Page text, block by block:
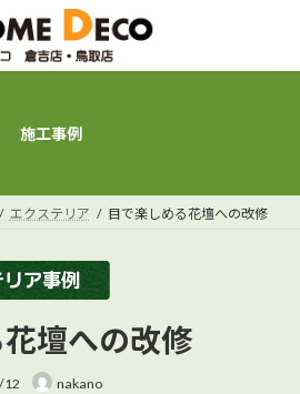
施工事例
エクステリア 目で楽しめる花壇への改修
壇への改修
12 nakano